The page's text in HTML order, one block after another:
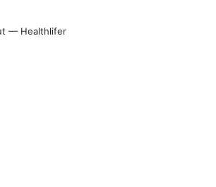
— Healthlifer